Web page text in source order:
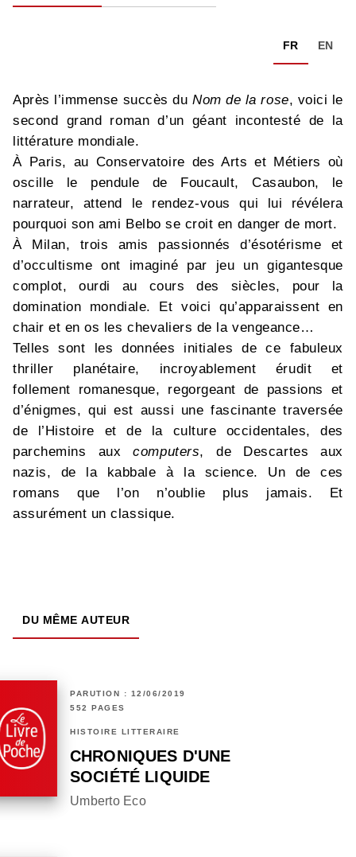
FR EN
Après l’immense succès du Nom de la rose, voici le
second grand roman d’un géant incontesté de la
littérature mondiale.
À Paris, au Conservatoire des Arts et Métiers où
oscille le pendule de Foucault, Casaubon, le
narrateur, attend le rendez-vous qui lui révélera
pourquoi son ami Belbo se croit en danger de mort.
À Milan, trois amis passionnés d’ésotérisme et
d’occultisme ont imaginé par jeu un gigantesque
complot, ourdi au cours des siècles, pour la
domination mondiale. Et voici qu’apparaissent en
chair et en os les chevaliers de la vengeance…
Telles sont les données initiales de ce fabuleux
thriller planétaire, incroyablement érudit et
follement romanesque, regorgeant de passions et
d’énigmes, qui est aussi une fascinante traversée
de l’Histoire et de la culture occidentales, des
parchemins auxcomputers, de Descartes aux
nazis, de la kabbale à la science. Un de ces
romans que l’on n’oublie plus jamais. Et
assurément un classique.
DU MÊME AUTEUR
PARUTION : 12/06/2019
552 PAGES
HISTOIRE LITTÉRAIRE
CHRONIQUES D'UNE
SOCIÉTÉ LIQUIDE
Umberto Eco